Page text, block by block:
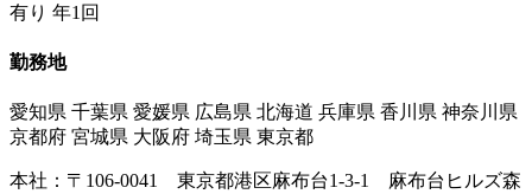
有り 年1回
勤務地
愛知県 千葉県 愛媛県 広島県 北海道 兵庫県 香川県 神奈川県
京都府 宮城県 大阪府 埼玉県 東京都
本社：〒106-0041 東京都港区麻布台1-3-1 麻布台ヒルズ森